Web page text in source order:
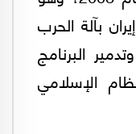
بآلة الحرب
البرنامج
الإسلامي